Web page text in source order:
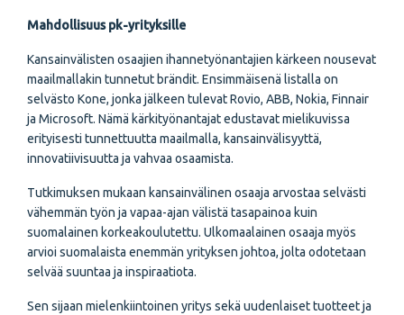
Mahdollisuus pk-yrityksille
Kansainvälisten osaajien ihannetyönantajien kärkeen nousevat
maailmallakin tunnetut brändit. Ensimmäisenä listalla on
selvästo Kone, jonka jälkeen tulevat Rovio, ABB, Nokia, Finnair
ja Microsoft. Nämä kärkityönantajat edustavat mielikuvissa
erityisesti tunnettuutta maailmalla, kansainvälisyyttä,
innovatiivisuutta ja vahvaa osaamista.
Tutkimuksen mukaan kansainvälinen osaaja arvostaa selvästi
vähemmän työn ja vapaa-ajan välistä tasapainoa kuin
suomalainen korkeakoulutettu. Ulkomaalainen osaaja myös
arvioi suomalaista enemmän yrityksen johtoa, jolta odotetaan
selvää suuntaa ja inspiraatiota.
Sen sijaan mielenkiintoinen yritys sekä uudenlaiset tuotteet ja